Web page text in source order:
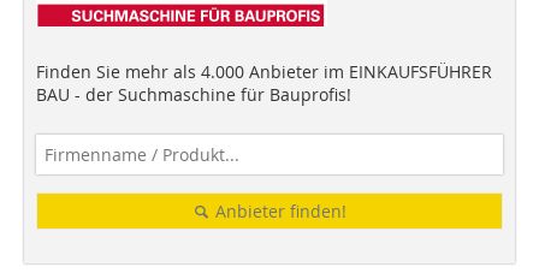
Finden Sie mehr als 4.000 Anbieter im EINKAUFSFÜHRER
BAU - der Suchmaschine für Bauprofis!
Anbieter finden!